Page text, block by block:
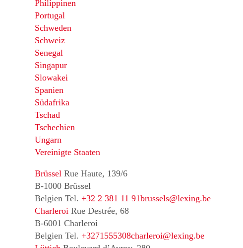
Philippinen
Portugal
Schweden
Schweiz
Senegal
Singapur
Slowakei
Spanien
Südafrika
Tschad
Tschechien
Ungarn
Vereinigte Staaten
Brüssel Rue Haute, 139/6
B-1000 Brüssel
Belgien Tel. +32 2 381 11 91brussels@lexing.be
Charleroi Rue Destrée, 68
B-6001 Charleroi
Belgien Tel. +3271555308charleroi@lexing.be